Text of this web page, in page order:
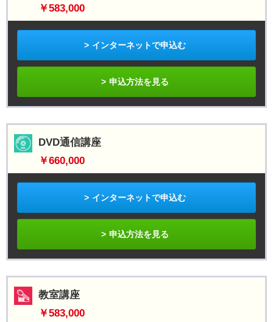
￥583,000
インターネットで申込む
申込方法を見る
DVD通信講座
￥660,000
インターネットで申込む
申込方法を見る
教室講座
￥583,000